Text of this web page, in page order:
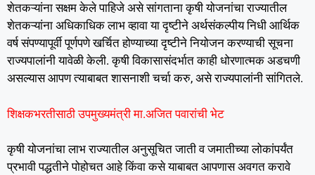
शेतकऱ्यांना सक्षम केले पाहिजे असे सांगताना कृषी योजनांचा राज्यातील
शेतकऱ्यांना अधिकाधिक लाभ व्हावा या दृष्टीने अर्थसंकल्पीय निधी आर्थिक
वर्ष संपण्यापूर्वी पूर्णपणे खर्चित होण्याच्या दृष्टीने नियोजन करण्याची सूचना
राज्यपालांनी यावेळी केली. कृषी विकासासंदर्भात काही धोरणात्मक अडचणी
असल्यास आपण त्याबाबत शासनाशी चर्चा करु, असे राज्यपालांनी सांगितले.
शिक्षकभरतीसाठी उपमुख्यमंत्री मा.अजित पवारांची भेट
कृषी योजनांचा लाभ राज्यातील अनुसूचित जाती व जमातीच्या लोकांपर्यंत
प्रभावी पद्धतीने पोहोचत आहे किंवा कसे याबाबत आपणास अवगत करावे